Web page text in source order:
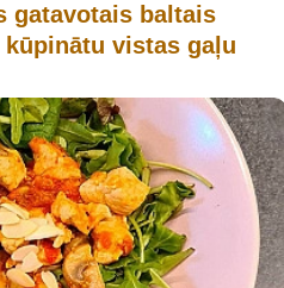
gatavotais baltais
vistas gaļu